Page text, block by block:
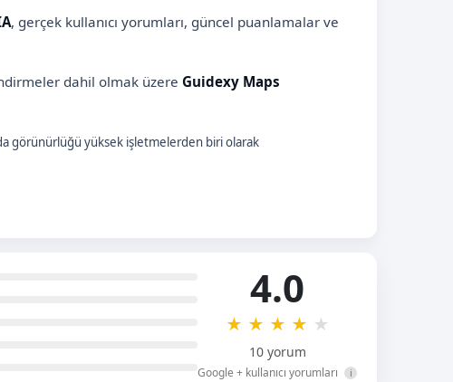
, gerçek kullanıcı yorumları, güncel puanlamalar ve
dahil olmak üzere Guidexy Maps
görünürlüğü yüksek işletmelerden biri olarak
4.0
★ ★ ★ ★ ★
10 yorum
Google + kullanıcı yorumları i